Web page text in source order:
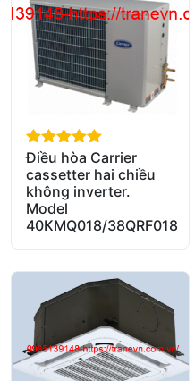
out of 5
Điều hòa Carrier
cassetter hai chiều
không inverter.
Model
40KMQ018/38QRF018